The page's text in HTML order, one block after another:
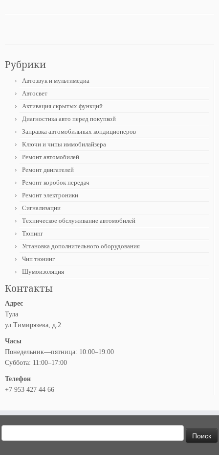
Рубрики
Автозвук и мультимедиа
Автосвет
Активация скрытых функций
Диагностика авто перед покупкой
Заправка автомобильных кондиционеров
Ключи и чипы иммобилайзера
Ремонт автомобилей
Ремонт двигателей
Ремонт коробок передач
Ремонт электроники
Сигнализации
Техническое обслуживание автомобилей
Тюнинг
Установка дополнительного оборудования
Чип тюнинг
Шумоизоляция
Контакты
Адрес
Тула
ул.Тимирязева, д.2
Часы
Понедельник—пятница: 10:00–19:00
Суббота: 11:00–17:00
Телефон
+7 953 427 44 66